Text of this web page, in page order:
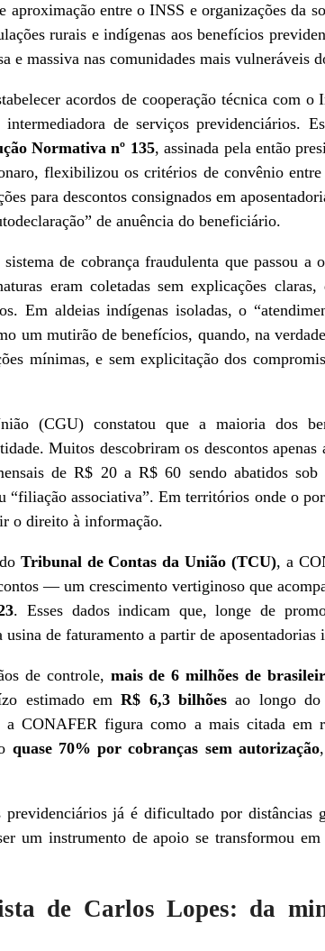
aproximação entre o INSS e organizações da
rurais e indígenas aos benefícios
e massiva nas comunidades mais vulneráveis
acordos de cooperação técnica com
de serviços previdenciários.
Normativa nº 135, assinada pela então
flexibilizou os critérios de convênio
para descontos consignados em
de anuência do beneficiário.
de cobrança fraudulenta que passou a
eram coletadas sem explicações
Em aldeias indígenas isoladas, o
um mutirão de benefícios, quando, na
mínimas, e sem explicitação dos
(CGU) constatou que a maioria dos
Muitos descobriram os descontos apenas
de R$ 20 a R$ 60 sendo abatidos
“filiação associativa”. Em territórios onde o
o direito à informação.
Tribunal de Contas da União (TCU), a
— um crescimento vertiginoso que
. Esses dados indicam que, longe de
de faturamento a partir de aposentadorias
de controle, mais de 6 milhões de
estimado emR$ 6,3 bilhões ao longo do
a CONAFER figura como a mais citada em
quase 70% por cobranças sem autorização
já é dificultado por distâncias
um instrumento de apoio se transformou
de Carlos Lopes: da